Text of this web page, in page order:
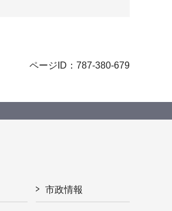
ページID：787-380-679
市政情報